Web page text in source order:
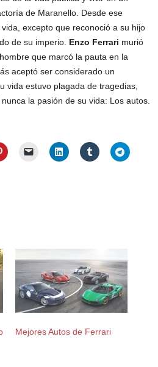
de Maranello. Desde ese
excepto que reconoció a su hijo
de su imperio. Enzo Ferrari murió
que marcó la pauta en la
aceptó ser considerado un
vida estuvo plagada de tragedias,
la pasión de su vida: Los autos.
Mejores Autos de Ferrari